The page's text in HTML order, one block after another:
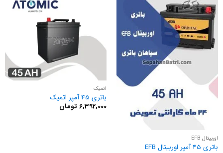
اوربیتال EFB
باتری 45 آمپر اوربیتال EFB
اتمیک
باتری 45 آمپر اتمیک
6,392,000 تومان